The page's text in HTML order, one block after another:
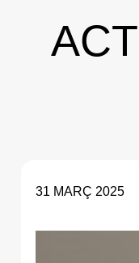
31 MARÇ 2025